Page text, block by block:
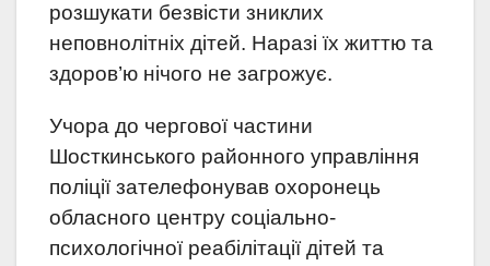
розшукати безвісти зниклих
неповнолітніх дітей. Наразі їх життю та
здоров’ю нічого не загрожує.
Учора до чергової частини
Шосткинського районного управління
поліції зателефонував охоронець
обласного центру соціально-
психологічної реабілітації дітей та